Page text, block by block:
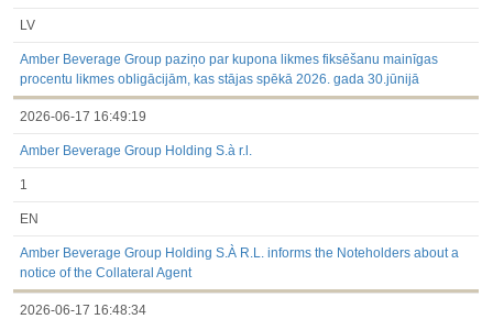
LV
Amber Beverage Group paziņo par kupona likmes fiksēšanu mainīgas
procentu likmes obligācijām, kas stājas spēkā 2026. gada 30.jūnijā
2026-06-17 16:49:19
Amber Beverage Group Holding S.à r.l.
1
EN
Amber Beverage Group Holding S.À R.L. informs the Noteholders about a
notice of the Collateral Agent
2026-06-17 16:48:34